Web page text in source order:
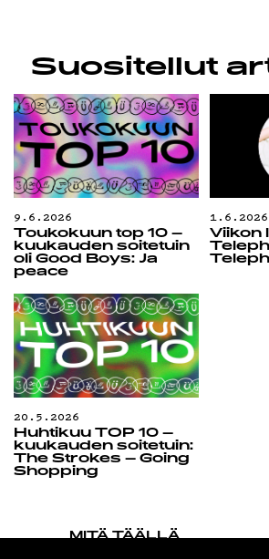
MITÄ TÄÄLLÄ
Suositellut
9.6.2026
Toukokuun top 10 –
kuukauden soitetuin
oli Good Boys: Ja
peace
1.6.2026
Viikon
20.5.2026
Huhtikuu TOP 10 –
kuukauden soitetuin:
The Strokes – Going
Shopping